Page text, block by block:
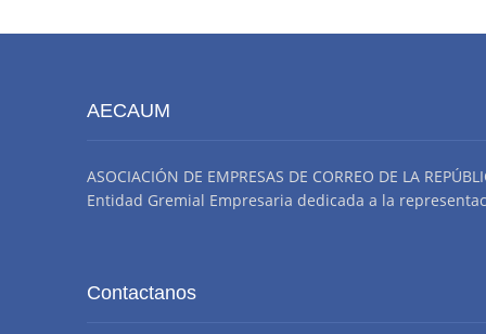
AECAUM
ASOCIACIÓN DE EMPRESAS DE CORREO DE LA
Entidad Gremial Empresaria dedicada a la
Contactanos